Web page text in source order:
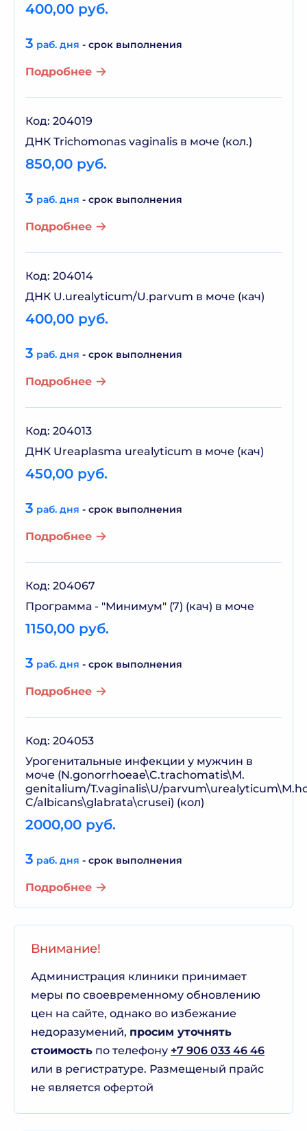
400,00 руб.
3 раб. дня - срок выполнения
Подробнее
Код: 204019
ДНК Trichomonas vaginalis в моче (кол.)
850,00 руб.
3 раб. дня - срок выполнения
Подробнее
Код: 204014
ДНК U.urealyticum/U.parvum в моче (кач)
400,00 руб.
3 раб. дня - срок выполнения
Подробнее
Код: 204013
ДНК Ureaplasma urealyticum в моче (кач)
450,00 руб.
3 раб. дня - срок выполнения
Подробнее
Код: 204067
Программа - "Минимум" (7) (кач) в моче
1150,00 руб.
3 раб. дня - срок выполнения
Подробнее
Код: 204053
Урогенитальные инфекции у мужчин в
моче (N.gonorrhoeae\C.trachomatis\M.
genitalium/T.vaginalis\U/
C/albicans\glabrata\crusei) (кол)
2000,00 руб.
3 раб. дня - срок выполнения
Подробнее
Внимание!
Администрация клиники принимает
меры по своевременному обновлению
цен на сайте, однако во избежание
недоразумений, просим уточнять
стоимость по телефону +7 906 033 46 46
или в регистратуре. Размещеный прайс
не является офертой